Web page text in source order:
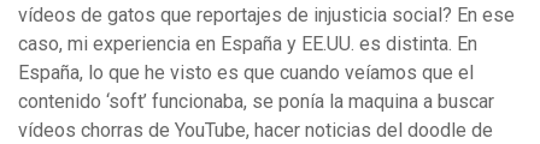
vídeos de gatos que reportajes de injusticia social? En ese
caso, mi experiencia en España y EE.UU. es distinta. En
España, lo que he visto es que cuando veíamos que el
contenido ‘soft’ funcionaba, se ponía la maquina a buscar
vídeos chorras de YouTube, hacer noticias del doodle de